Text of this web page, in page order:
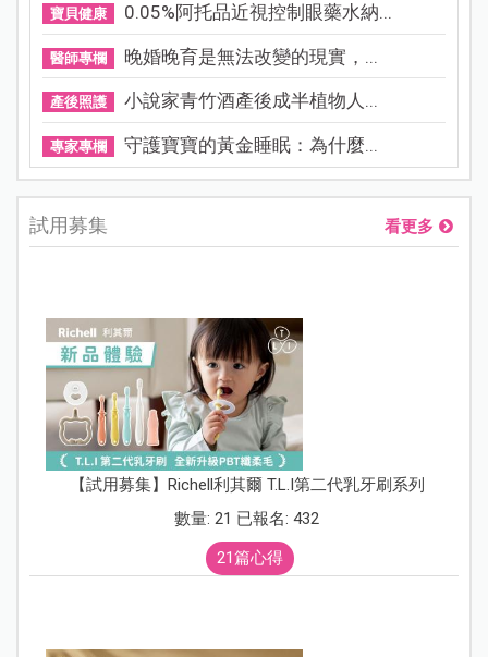
寶貝健康 0.05%阿托品近視控制眼藥水納...
醫師專欄 晚婚晚育是無法改變的現實，...
產後照護 小說家青竹酒產後成半植物人...
專家專欄 守護寶寶的黃金睡眠：為什麼...
試用募集 看更多
【試用募集】Richell利其爾 T.L.I第二代乳牙刷系列
數量: 21 已報名: 432
21篇心得